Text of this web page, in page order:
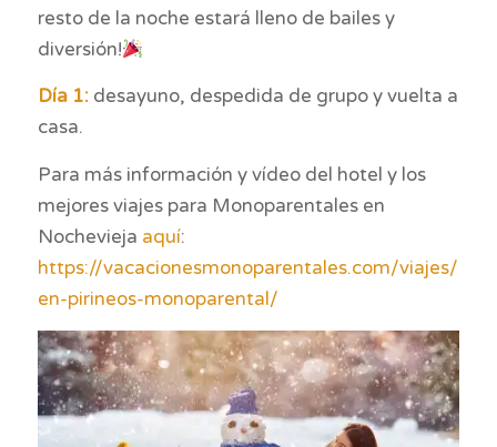
resto de la noche estará lleno de bailes y
diversión!
Día 1:desayuno, despedida de grupo y vuelta a
casa.
Para más información y vídeo del hotel y los
mejores viajes para Monoparentales en
Nochevieja aquí:
https://vacacionesmonoparentales.com/viajes/
en-pirineos-monoparental/